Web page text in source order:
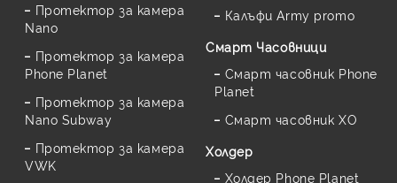
Протектор за камера
Nano
Протектор за камера
Phone Planet
Протектор за камера
Nano Subway
Протектор за камера
VWK
Калъфи Army promo
Смарт Часовници
Смарт часовник Phone
Planet
Смарт часовник XO
Холдер
Холдер Phone Planet